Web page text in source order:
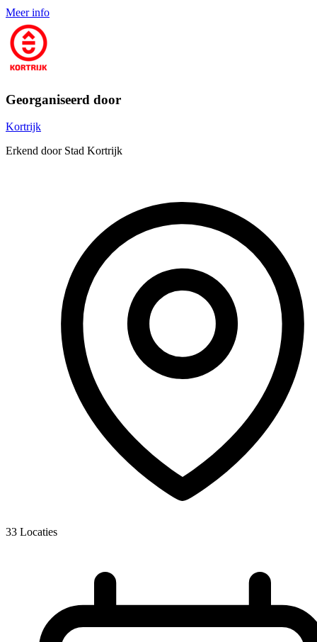
Meer info
Georganiseerd door
Kortrijk
Erkend door Stad Kortrijk
33 Locaties